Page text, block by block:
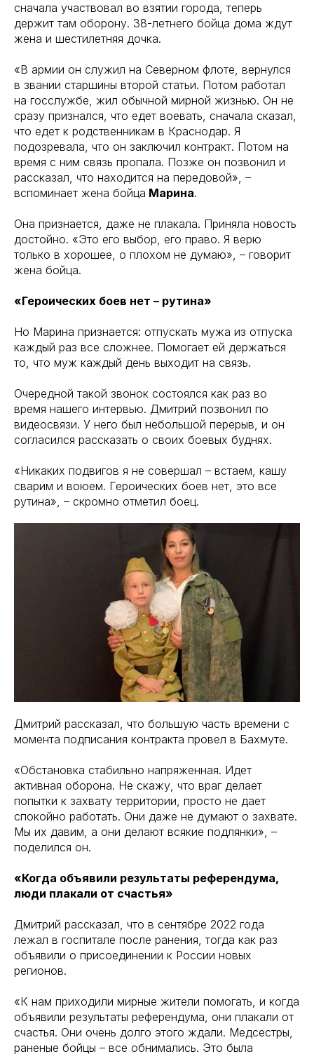
сначала участвовал во взятии города, теперь
держит там оборону. 38-летнего бойца дома ждут
жена и шестилетняя дочка.
«В армии он служил на Северном флоте, вернулся
в звании старшины второй статьи. Потом работал
на госслужбе, жил обычной мирной жизнью. Он не
сразу признался, что едет воевать, сначала сказал,
что едет к родственникам в Краснодар. Я
подозревала, что он заключил контракт. Потом на
время с ним связь пропала. Позже он позвонил и
рассказал, что находится на передовой», –
вспоминает жена бойца Марина.
Она признается, даже не плакала. Приняла новость
достойно. «Это его выбор, его право. Я верю
только в хорошее, о плохом не думаю», – говорит
жена бойца.
«Героических боев нет – рутина»
Но Марина признается: отпускать мужа из отпуска
каждый раз все сложнее. Помогает ей держаться
то, что муж каждый день выходит на связь.
Очередной такой звонок состоялся как раз во
время нашего интервью. Дмитрий позвонил по
видеосвязи. У него был небольшой перерыв, и он
согласился рассказать о своих боевых буднях.
«Никаких подвигов я не совершал – встаем, кашу
сварим и воюем. Героических боев нет, это все
рутина», – скромно отметил боец.
Дмитрий рассказал, что большую часть времени с
момента подписания контракта провел в Бахмуте.
«Обстановка стабильно напряженная. Идет
активная оборона. Не скажу, что враг делает
попытки к захвату территории, просто не дает
спокойно работать. Они даже не думают о захвате.
Мы их давим, а они делают всякие подлянки», –
поделился он.
«Когда объявили результаты референдума,
люди плакали от счастья»
Дмитрий рассказал, что в сентябре 2022 года
лежал в госпитале после ранения, тогда как раз
объявили о присоединении к России новых
регионов.
«К нам приходили мирные жители помогать, и когда
объявили результаты референдума, они плакали от
счастья. Они очень долго этого ждали. Медсестры,
раненые бойцы – все обнимались. Это была